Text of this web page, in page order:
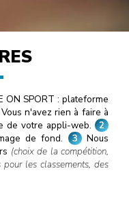
ON SPORT : plateforme
n'avez rien à faire à
de votre appli-web. 2
de fond.
3 Nous
(choix de la compétition,
les classements, des